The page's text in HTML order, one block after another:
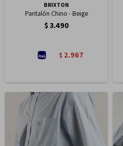
BRIXTON
Pantalón Chino - Beige
$3.490
$ 2.967